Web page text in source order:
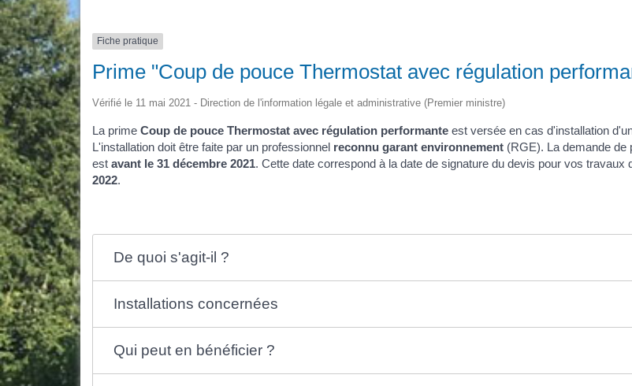
Fiche pratique
Prime "Coup de pouce Thermostat avec régulation
Vérifié le 11 mai 2021 - Direction de l'information légale et administrative (Premier ministre)
La prime Coup de pouce Thermostat avec régulation performante est versée en cas d'installation
L'installation doit être faite par un professionnel reconnu garant environnement (RGE). La demande de
est avant le 31 décembre 2021. Cette date correspond à la date de signature du devis pour vos
2022.
De quoi s'agit-il ?
Installations concernées
Qui peut en bénéficier ?